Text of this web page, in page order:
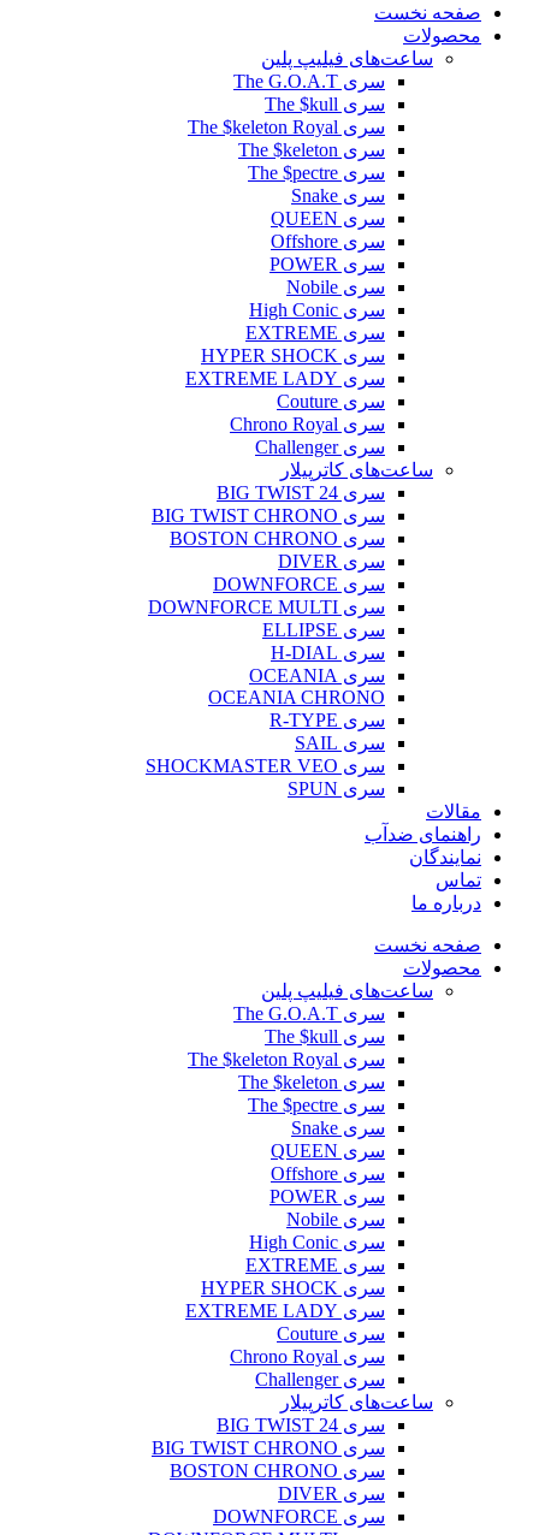
صفحه نخست
محصولات
ساعت‌های فیلیپ پلین
سری The G.O.A.T
سری The $kull
سری The $keleton Royal
سری The $keleton
سری The $pectre
سری Snake
سری QUEEN
سری Offshore
سری POWER
سری Nobile
سری High Conic
سری EXTREME
سری HYPER SHOCK
سری EXTREME LADY
سری Couture
سری Chrono Royal
سری Challenger
ساعت‌های کاترپیلار
سری BIG TWIST 24
سری BIG TWIST CHRONO
سری BOSTON CHRONO
سری DIVER
سری DOWNFORCE
سری DOWNFORCE MULTI
سری ELLIPSE
سری H-DIAL
سری OCEANIA
OCEANIA CHRONO
سری R-TYPE
سری SAIL
سری SHOCKMASTER VEO
سری SPUN
مقالات
راهنمای ضدآب
نمایندگان
تماس
درباره ما
صفحه نخست
محصولات
ساعت‌های فیلیپ پلین
سری The G.O.A.T
سری The $kull
سری The $keleton Royal
سری The $keleton
سری The $pectre
سری Snake
سری QUEEN
سری Offshore
سری POWER
سری Nobile
سری High Conic
سری EXTREME
سری HYPER SHOCK
سری EXTREME LADY
سری Couture
سری Chrono Royal
سری Challenger
ساعت‌های کاترپیلار
سری BIG TWIST 24
سری BIG TWIST CHRONO
سری BOSTON CHRONO
سری DIVER
سری DOWNFORCE